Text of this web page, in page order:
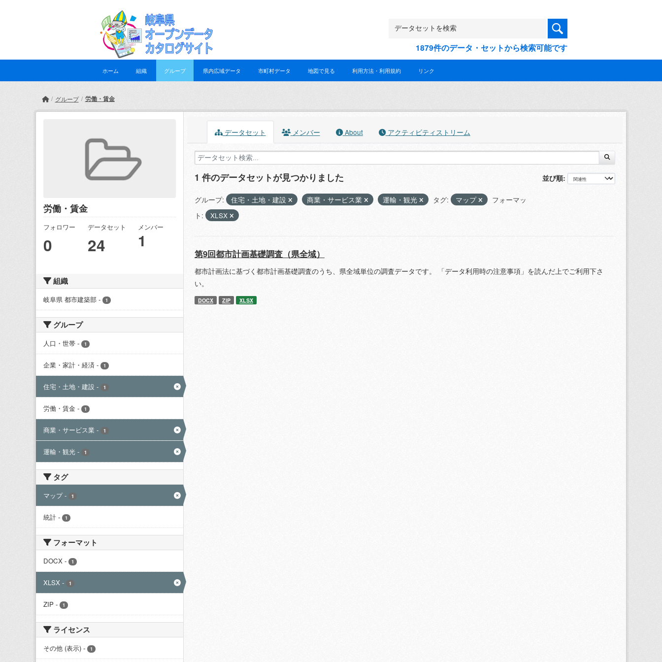
1879件のデータ・セットから検索可能です
ホーム 組織 グループ 県内広域データ 市町村データ 地図で見る 利用方法・利用規約 リンク
グループ 労働・賃金
労働・賃金
フォロワー
0
データセット
24
メンバー
1
組織
岐阜県 都市建築部 - 1
グループ
人口・世帯 - 1
企業・家計・経済 - 1
住宅・土地・建設 - 1
労働・賃金 - 1
商業・サービス業 - 1
運輸・観光 - 1
タグ
マップ - 1
統計 - 1
フォーマット
DOCX - 1
XLSX - 1
ZIP - 1
ライセンス
その他 (表示) - 1
データセット メンバー About アクティビティストリーム
並び順
1 件のデータセットが見つかりました
グループ: 住宅・土地・建設 商業・サービス業 運輸・観光 タグ: マップ
フォーマッ
ト:
XLSX
第9回都市計画基礎調査（県全域）
都市計画法に基づく都市計画基礎調査のうち、県全域単位の調査データです。 「データ利用時の注意事項」を読んだ上でご利用下さ
い。
DOCX ZIP XLSX